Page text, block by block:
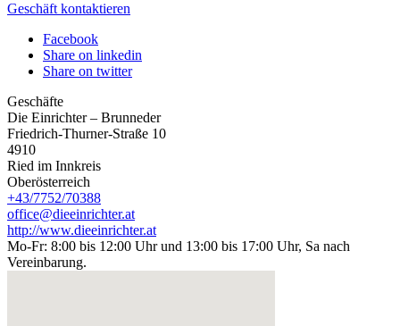
Geschäft kontaktieren
Facebook
Share on linkedin
Share on twitter
Geschäfte
Die Einrichter – Brunneder
Friedrich-Thurner-Straße 10
4910
Ried im Innkreis
Oberösterreich
+43/7752/70388
office@dieeinrichter.at
http://www.dieeinrichter.at
Mo-Fr: 8:00 bis 12:00 Uhr und 13:00 bis 17:00 Uhr, Sa nach
Vereinbarung.